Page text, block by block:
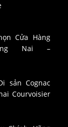
Cửa Hàng
Nai –
sản Cognac
Courvoisier